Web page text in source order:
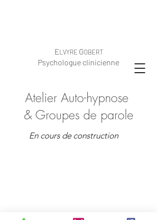
Psychologue clinicienne
ELVYRE GOBERT
Atelier Auto-hypnose
& Groupes de parole
En cours de construction